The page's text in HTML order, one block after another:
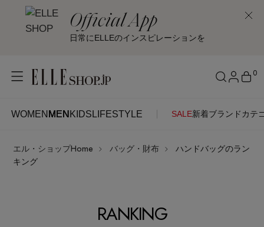
Official App
日常にELLEのインスピレーションを
WOMEN MEN KIDS LIFESTYLE SALE新着ブランド カテ
0
WOMENMEN KIDSLIFESTYLE
ITEMS ログイン
エル・ショップHome バッグ・財布
ハンドバッグのラン
キング
RANKING